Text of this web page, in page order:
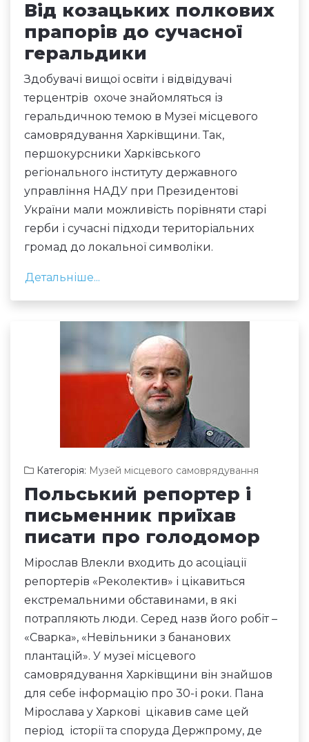
Від козацьких полкових
прапорів до сучасної
геральдики
Здобувачі вищої освіти і відвідувачі
терцентрів охоче знайомляться із
геральдичною темою в Музеї місцевого
самоврядування Харківщини. Так,
першокурсники Харківського
регіонального інституту державного
управління НАДУ при Президентові
України мали можливість порівняти старі
герби і сучасні підходи територіальних
громад до локальної символіки.
Детальніше...
Категорія: Музей місцевого самоврядування
Польський репортер і
письменник приїхав
писати про голодомор
Мірослав Влекли входить до асоціації
репортерів «Реколектив» і цікавиться
екстремальними обставинами, в які
потрапляють люди. Серед назв його робіт –
«Сварка», «Невільники з бананових
плантацій». У музеї місцевого
самоврядування Харківщини він знайшов
для себе інформацію про 30-і роки. Пана
Мірослава у Харкові цікавив саме цей
період історії та споруда Держпрому, де